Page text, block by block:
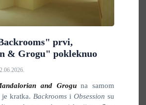
prvi,
& Grogu" pokleknuo
and Grogu na samom
kratka. Backrooms i Obsession su